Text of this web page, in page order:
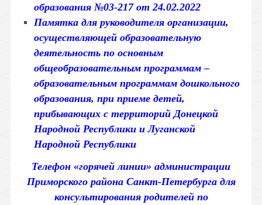
образования №03-217 от 24.02.2022
Памятка для руководителя организации,
осуществляющей образовательную
деятельность по основным
общеобразовательным программам –
образовательным программам дошкольного
образования, при приеме детей,
прибывающих с территорий Донецкой
Народной Республики и Луганской
Народной Республики
Телефон «горячей линии» администрации
Приморского района Санкт-Петербурга для
консультирования родителей по